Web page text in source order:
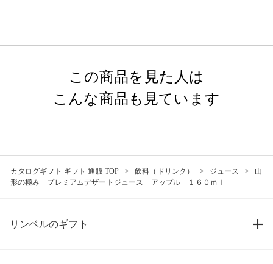
この商品を見た人は
こんな商品も見ています
カタログギフト ギフト 通販 TOP 飲料（ドリンク） ジュース
山
形の極み プレミアムデザートジュース アップル １６０ｍｌ
リンベルのギフト